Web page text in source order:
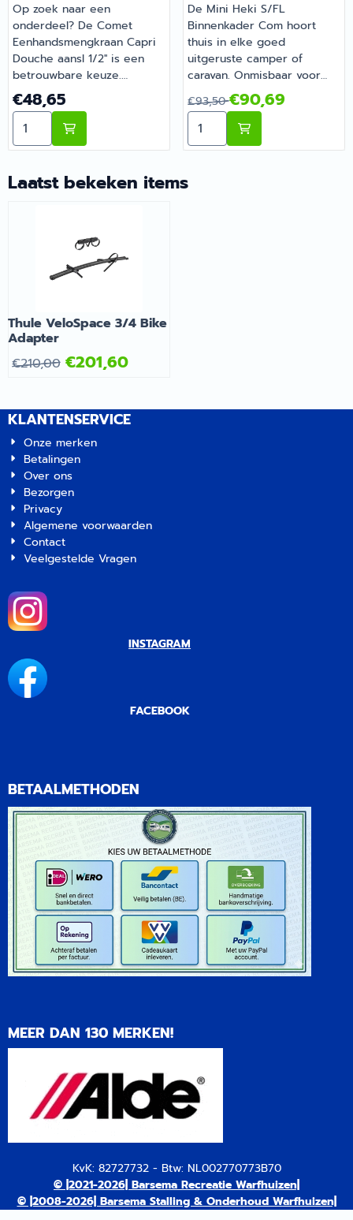
Op zoek naar een
onderdeel? De Comet
Eenhandsmengkraan Capri
Douche aansl 1/2'' is een
betrouwbare keuze.
Gemaakt voor dagelijks
gebruik tijdens je vakanties
en weekendtrips. Bestel dit
onderdeel eenvoudig online
recreatiespecialist.
Prijs: 48,65
€48,65
Aantal kiezen voor Comet Eenhandsmengkraan Capri
De Mini Heki S/FL
Binnenkader Com hoort
thuis in elke goed
uitgeruste camper of
caravan. Onmisbaar voor
wie comfortabel op pad
gaat met de camper of
caravan. Heb je vragen over
de juiste keuze? Barsema
Van 93,50 voor 90,69
€93,50€90,69
Aantal kiezen voor
Laatst bekeken items
Thule VeloSpace 3/4 Bike
Adapter
€210,00 €201,60
KLANTENSERVICE
Onze merken
Betalingen
Over ons
Bezorgen
Privacy
Algemene voorwaarden
Contact
Veelgestelde Vragen
INSTAGRAM
FACEBOOK
BETAALMETHODEN
MEER DAN 130 MERKEN!
KvK: 82727732 - Btw: NL002770773B70
© |2021-2026| Barsema Recreatie Warfhuizen|
© |2008-2026| Barsema Stalling & Onderhoud Warfhuizen|